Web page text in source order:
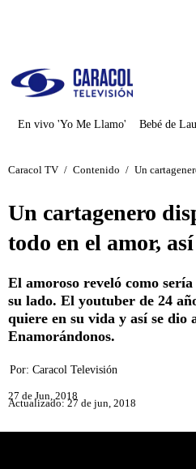
En vivo 'Yo Me Llamo' Bebé de
Caracol TV / Contenido / Un
Un cartagenero
todo en el amor,
El amoroso reveló como
su lado. El youtuber de 24
quiere en su vida y así se dio
Enamorándonos.
Por: Caracol Televisión
27 de Jun, 2018
Actualizado: 27 de jun, 2018